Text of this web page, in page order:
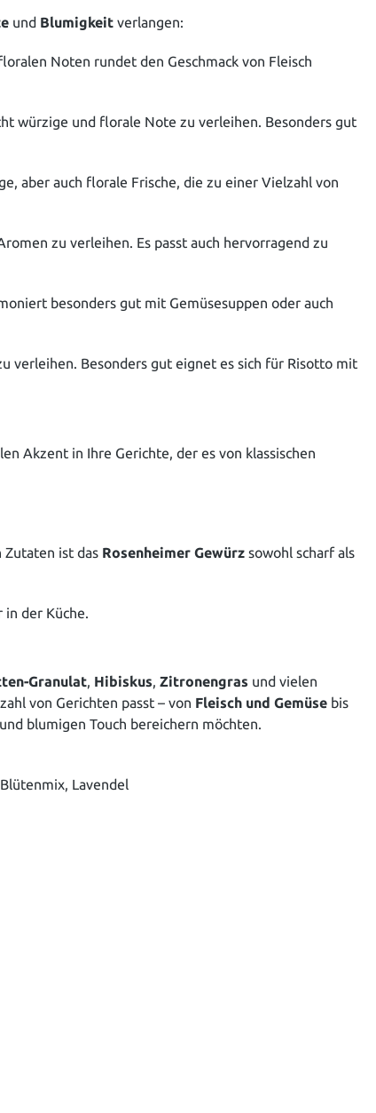
und Blumigkeit verlangen:
Noten rundet den Geschmack von Fleisch
würzige und florale Note zu verleihen. Besonders gut
aber auch florale Frische, die zu einer Vielzahl von
zu verleihen. Es passt auch hervorragend zu
besonders gut mit Gemüsesuppen oder auch
verleihen. Besonders gut eignet es sich für Risotto mit
Akzent in Ihre Gerichte, der es von klassischen
ist das Rosenheimer Gewürz sowohl scharf als
in der Küche.
Granulat, Hibiskus, Zitronengras und vielen
von Gerichten passt – von Fleisch und Gemüse bis
blumigen Touch bereichern möchten.
Lavendel